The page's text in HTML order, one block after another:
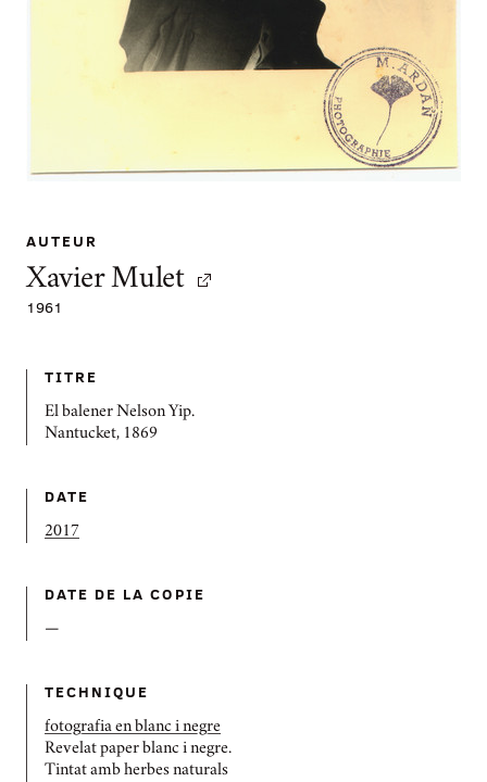
AUTEUR
Xavier Mulet
1961
TITRE
El balener Nelson Yip.
Nantucket, 1869
DATE
2017
DATE DE LA COPIE
—
TECHNIQUE
fotografia en blanc i negre
Revelat paper blanc i negre.
Tintat amb herbes naturals